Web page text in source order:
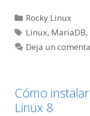
Categorías
Rocky Linux
Etiquetas
Linux, MariaDB,
Deja un
Cómo
Linux 8